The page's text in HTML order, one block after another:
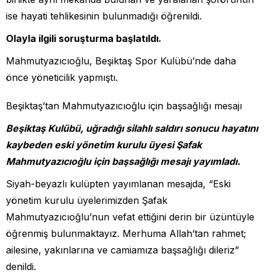
ise hayati tehlikesinin bulunmadığı öğrenildi.
Olayla ilgili soruşturma başlatıldı.
Mahmutyazıcıoğlu, Beşiktaş Spor Kulübü’nde daha
önce yöneticilik yapmıştı.
Beşiktaş’tan Mahmutyazıcıoğlu için başsağlığı mesajı
Beşiktaş Kulübü, uğradığı silahlı saldırı sonucu hayatını
kaybeden eski yönetim kurulu üyesi Şafak
Mahmutyazıcıoğlu için başsağlığı mesajı yayımladı.
Siyah-beyazlı kulüpten yayımlanan mesajda, “Eski
yönetim kurulu üyelerimizden Şafak
Mahmutyazıcıoğlu’nun vefat ettiğini derin bir üzüntüyle
öğrenmiş bulunmaktayız. Merhuma Allah’tan rahmet;
ailesine, yakınlarına ve camiamıza başsağlığı dileriz”
denildi.